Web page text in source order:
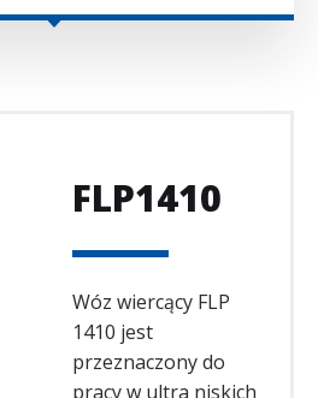
FLP1410
Wóz wiercący FLP
1410 jest
przeznaczony do
pracy w ultra niskich